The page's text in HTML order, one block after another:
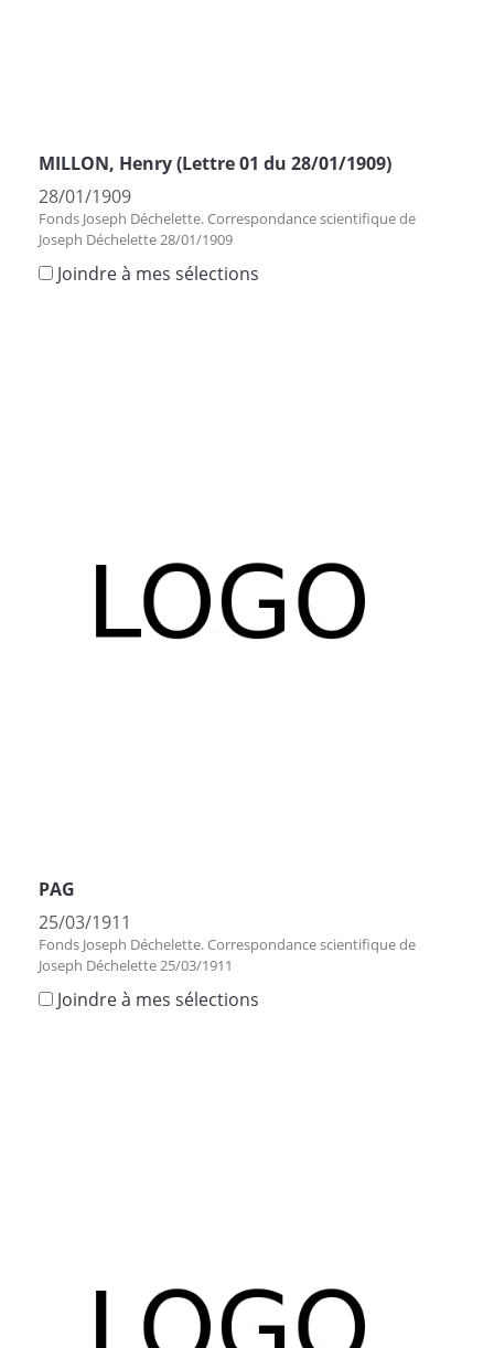
MILLON, Henry (Lettre 01 du 28/01/1909)
28/01/1909
Fonds Joseph Déchelette. Correspondance scientifique de
Joseph Déchelette 28/01/1909
Joindre à mes sélections
PAG
25/03/1911
Fonds Joseph Déchelette. Correspondance scientifique de
Joseph Déchelette 25/03/1911
Joindre à mes sélections